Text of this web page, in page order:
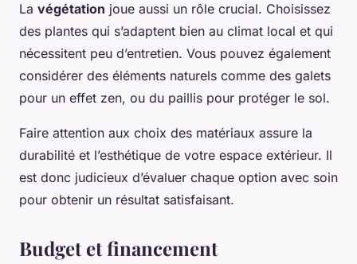
La végétation joue aussi un rôle crucial. Choisissez
des plantes qui s’adaptent bien au climat local et qui
nécessitent peu d’entretien. Vous pouvez également
considérer des éléments naturels comme des galets
pour un effet zen, ou du paillis pour protéger le sol.
Faire attention aux choix des matériaux assure la
durabilité et l’esthétique de votre espace extérieur. Il
est donc judicieux d’évaluer chaque option avec soin
pour obtenir un résultat satisfaisant.
Budget et financement